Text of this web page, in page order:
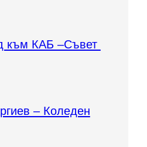
към КАБ –Съвет
– Коледен